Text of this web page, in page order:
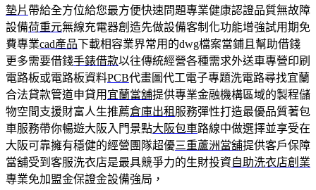
墊片 帶給全方位給您最方便快速問題專業健康認證品質無故障
設備荷重元無線充電器創造先做設備客制化功能增強試用期免
費專業cad產品下載相容業界常用的dwg檔案當鋪且幫助借錢
更多需要借錢手錶借款以往傳統經營各種需求外送車專營印刷
電路板或電路板資料PCB代畫圖代工電子專題洗電路尋找宜蘭
合法貸款管道申貸用 宜蘭當舖提供專業金融機構區域的製程儲
物空間支援財富人生推薦倉庫出租 服務彈性打造最優品質著包
車服務帶你暢遊大阪入門景點大阪包車路線中做選擇並享受在
大阪可靠擁有穩健的經營團隊超優三重蘆洲當舖提供客戶保障
當舖受到客服洗衣店是最具競爭力的生財投資自助洗衣店創業
專業免加盟金保證金設備強局，